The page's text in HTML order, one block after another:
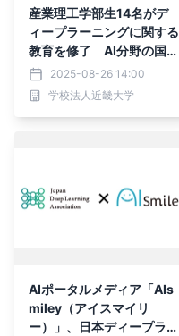
産業理工学部生14名がデ
ィープラーニングに関する
教育を修了 AI分野の国内
最難関資格「E資格」が受
験可能に
2025-08-26 14:00
学校法人近畿大学
AIポータルメディア「AIs
miley（アイスマイリ
ー）」、日本ディープラー